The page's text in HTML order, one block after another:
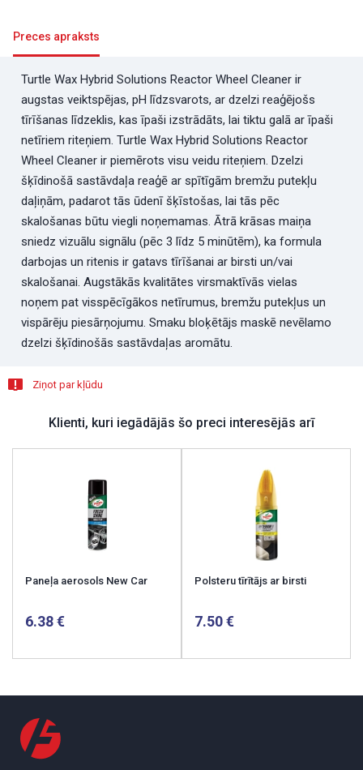
Preces apraksts
Turtle Wax Hybrid Solutions Reactor Wheel Cleaner ir
augstas veiktspējas, pH līdzsvarots, ar dzelzi reaģējošs
tīrīšanas līdzeklis, kas īpaši izstrādāts, lai tiktu galā ar īpaši
netīriem riteņiem. Turtle Wax Hybrid Solutions Reactor
Wheel Cleaner ir piemērots visu veidu riteņiem. Dzelzi
šķīdinošā sastāvdaļa reaģē ar spītīgām bremžu putekļu
daļiņām, padarot tās ūdenī šķīstošas, lai tās pēc
skalošanas būtu viegli noņemamas. Ātrā krāsas maiņa
sniedz vizuālu signālu (pēc 3 līdz 5 minūtēm), ka formula
darbojas un ritenis ir gatavs tīrīšanai ar birsti un/vai
skalošanai. Augstākās kvalitātes virsmaktīvās vielas
noņem pat visspēcīgākos netīrumus, bremžu putekļus un
vispārēju piesārņojumu. Smaku bloķētājs maskē nevēlamo
dzelzi šķīdinošās sastāvdaļas aromātu.
Ziņot par kļūdu
Klienti, kuri iegādājās šo preci interesējās arī
Paneļa aerosols New Car
6.38
Polsteru tīrītājs ar birsti
7.50